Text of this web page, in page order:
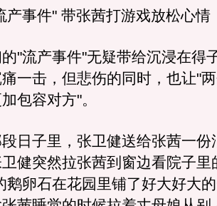
事件" 带张茜打游戏放松心情
产事件"无疑带给沉浸在得
一击，但悲伤的同时，也让"
包容对方"。
里，张卫健送给张茜一份
健突然拉张茜到窗边看院子里
鹅卵石在花园里铺了好大好大